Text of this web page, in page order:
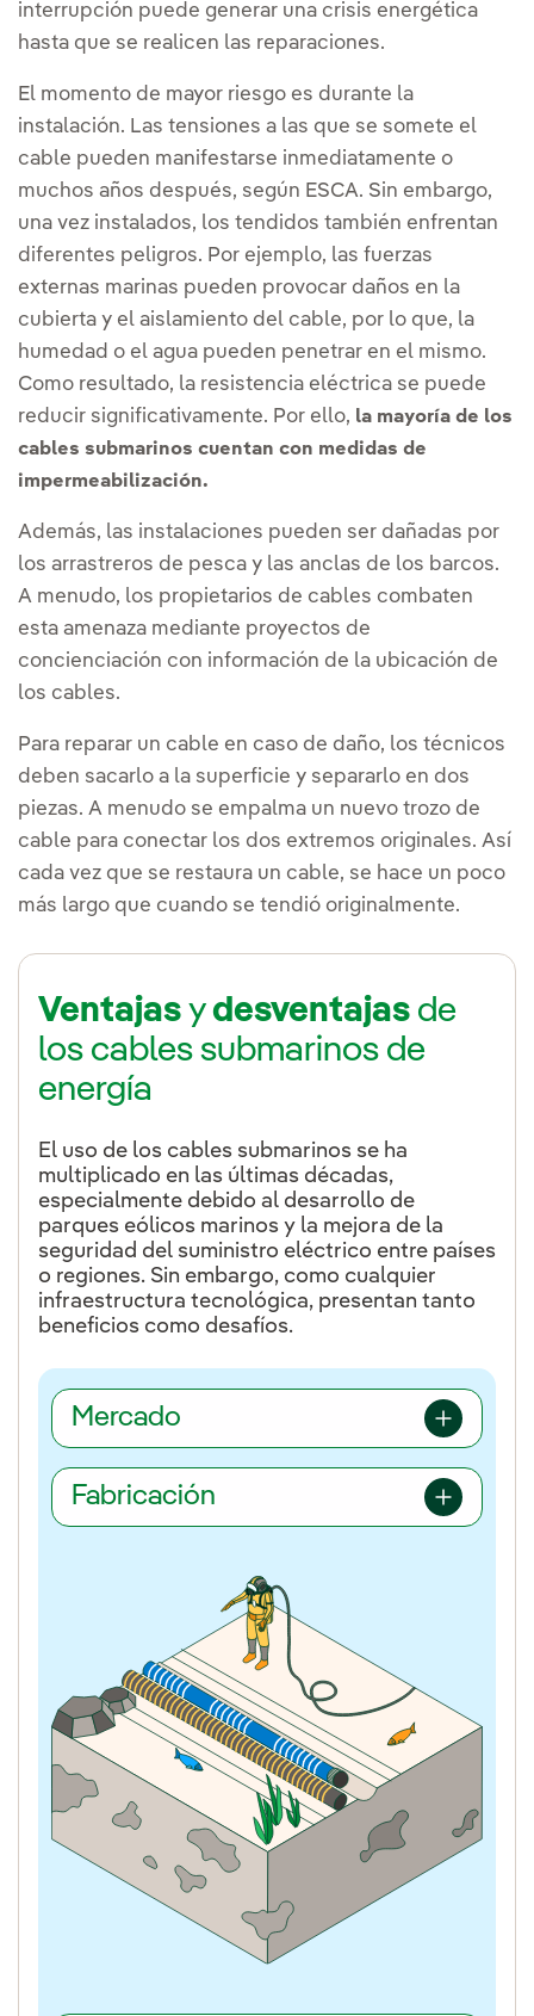
interrupción puede generar una crisis energética
hasta que se realicen las reparaciones.
El momento de mayor riesgo es durante la
instalación. Las tensiones a las que se somete el
cable pueden manifestarse inmediatamente o
muchos años después, según ESCA. Sin embargo,
una vez instalados, los tendidos también enfrentan
diferentes peligros. Por ejemplo, las fuerzas
externas marinas pueden provocar daños en la
cubierta y el aislamiento del cable, por lo que, la
humedad o el agua pueden penetrar en el mismo.
Como resultado, la resistencia eléctrica se puede
reducir significativamente. Por ello, la mayoría de los
cables submarinos cuentan con medidas de
impermeabilización.
Además, las instalaciones pueden ser dañadas por
los arrastreros de pesca y las anclas de los barcos.
A menudo, los propietarios de cables combaten
esta amenaza mediante proyectos de
concienciación con información de la ubicación de
los cables.
Para reparar un cable en caso de daño, los técnicos
deben sacarlo a la superficie y separarlo en dos
piezas. A menudo se empalma un nuevo trozo de
cable para conectar los dos extremos originales. Así
cada vez que se restaura un cable, se hace un poco
más largo que cuando se tendió originalmente.
Ventajas ydesventajas de
los cables submarinos de
energía
El uso de los cables submarinos se ha
multiplicado en las últimas décadas,
especialmente debido al desarrollo de
parques eólicos marinos y la mejora de la
seguridad del suministro eléctrico entre países
o regiones. Sin embargo, como cualquier
infraestructura tecnológica, presentan tanto
beneficios como desafíos.
Mercado
Fabricación